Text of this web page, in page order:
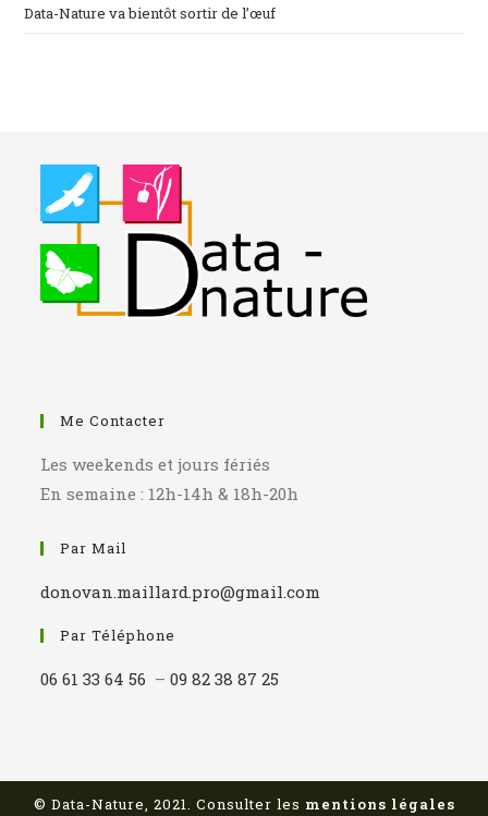
Data-Nature va bientôt sortir de l’œuf
Me Contacter
Les weekends et jours fériés
En semaine : 12h-14h & 18h-20h
Par Mail
donovan.maillard.pro@gmail.com
Par Téléphone
06 61 33 64 56 –09 82 38 87 25
© Data-Nature, 2021. Consulter les mentions légales